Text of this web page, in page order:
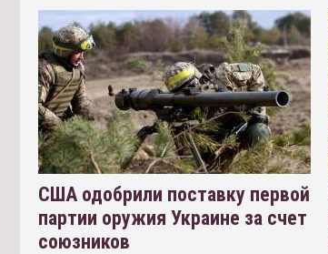
США одобрили поставку первой
партии оружия Украине за счет
союзников